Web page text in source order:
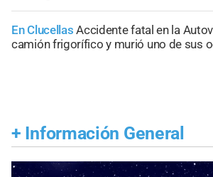
En Clucellas Accidente fatal en la
camión frigorífico y murió uno de sus
+ Información General